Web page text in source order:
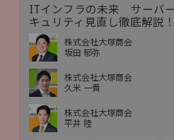
ITインフラの未来 サーバ
キュリティ見直し徹底解説！
株式会社大塚商会
坂田 郁弥
株式会社大塚商会
久米 一貴
株式会社大塚商会
平井 陸